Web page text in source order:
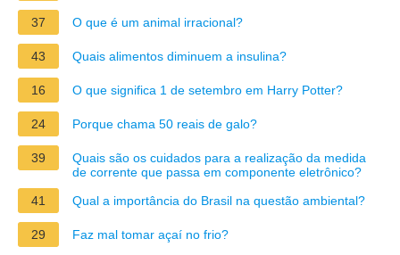
37 O que é um animal irracional?
43 Quais alimentos diminuem a insulina?
16 O que significa 1 de setembro em Harry Potter?
24 Porque chama 50 reais de galo?
39
Quais são os cuidados para a realização da medida
de corrente que passa em componente eletrônico?
41
Qual a importância do Brasil na questão ambiental?
29 Faz mal tomar açaí no frio?